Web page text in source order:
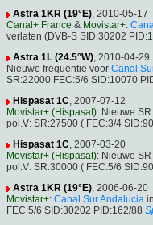
Astra 1KR (19°E), 2010-05-17
Canal+ France & Movistar+:
verlaten (DVB-S SID:30202
Astra 1L (24.5°W), 2010-04-29
Nieuwe frequentie voor Canal
SR:22000 FEC:5/6 SID:10070
Hispasat 1C, 2007-07-12
Movistar+ (Hispasat): Nieuwe
pol.V: SR:27500 ( FEC:3/4
Hispasat 1C, 2007-03-20
Movistar+ (Hispasat): Nieuwe
pol.V: SR:30000 ( FEC:5/6
Astra 1KR (19°E), 2006-06-20
Movistar+: Canal Sur Andalucia
FEC:5/6 SID:30202 PID:162/88